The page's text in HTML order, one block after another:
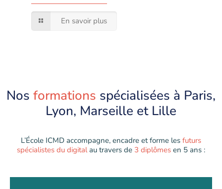
En savoir plus
Nos formations spécialisées à Paris,
Lyon, Marseille et Lille
L’École ICMD accompagne, encadre et forme les futurs
spécialistes du digitalau travers de 3 diplômes en 5 ans :